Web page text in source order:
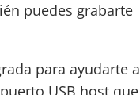
puedes grabarte
para ayudarte a
USB host que